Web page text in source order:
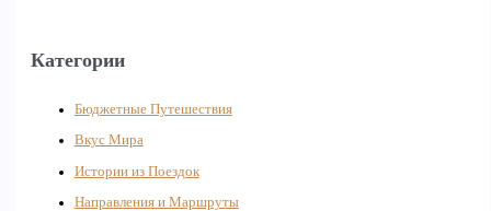
Категории
Бюджетные Путешествия
Вкус Мира
Истории из Поездок
Направления и Маршруты